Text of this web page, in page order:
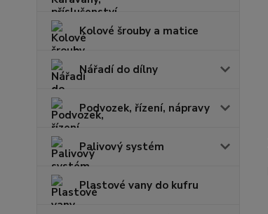
Kolové šrouby a matice
Nářadí do dílny
Podvozek, řízení, nápravy
Palivový systém
Plastové vany do kufru